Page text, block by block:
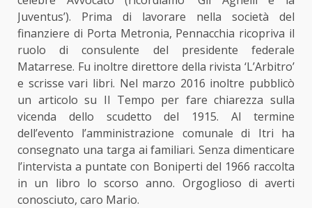
Juventus’). Prima di lavorare nella società del
finanziere di Porta Metronia, Pennacchia ricopriva il
ruolo di consulente del presidente federale
Matarrese. Fu inoltre direttore della rivista ‘L’Arbitro’
e scrisse vari libri. Nel marzo 2016 inoltre pubblicò
un articolo su Il Tempo per fare chiarezza sulla
vicenda dello scudetto del 1915. Al termine
dell’evento l’amministrazione comunale di Itri ha
consegnato una targa ai familiari. Senza dimenticare
l’intervista a puntate con Boniperti del 1966 raccolta
in un libro lo scorso anno. Orgoglioso di averti
conosciuto, caro Mario.